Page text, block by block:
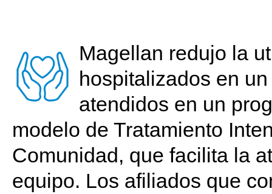
Magellan redujo la
hospitalizados en
atendidos en un
modelo de Tratamiento
Comunidad, que facilita la
equipo. Los afiliados que